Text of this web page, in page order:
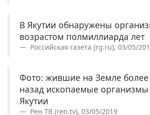
В Якутии обнаружены
возрастом полмиллиарда лет
Российская газета (rg.ru), 03/05/
Фото: жившие на Земле более
назад ископаемые
Якутии
Рен ТВ (ren.tv), 03/05/2019